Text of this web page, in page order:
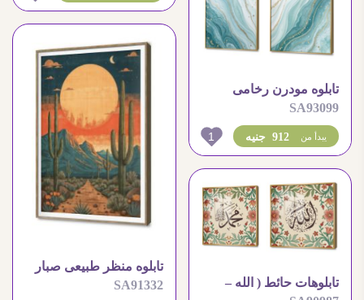
تابلوه مودرن رخامى
تجريدى بلمسات الذهبى
SA93099
912 جنيه يبدأ من 1
تابلوه منظر طبيعى صبار
وقت الغروب
SA91332
تابلوهات حائط ( الله –